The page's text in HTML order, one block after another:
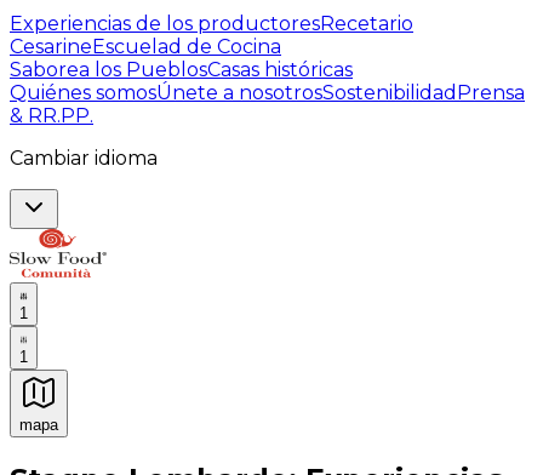
Experiencias de los productoresRecetario
CesarineEscuelad de Cocina
Saborea los PueblosCasas históricas
Quiénes somosÚnete a nosotrosSostenibilidad Prensa
& RR.PP.
Cambiar idioma
1
1
mapa